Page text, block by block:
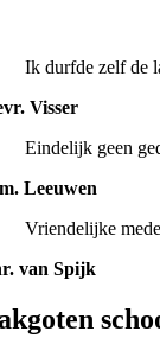
Ik durfde zelf de
Visser
Eindelijk geen
Leeuwen
Vriendelijke
van Spijk